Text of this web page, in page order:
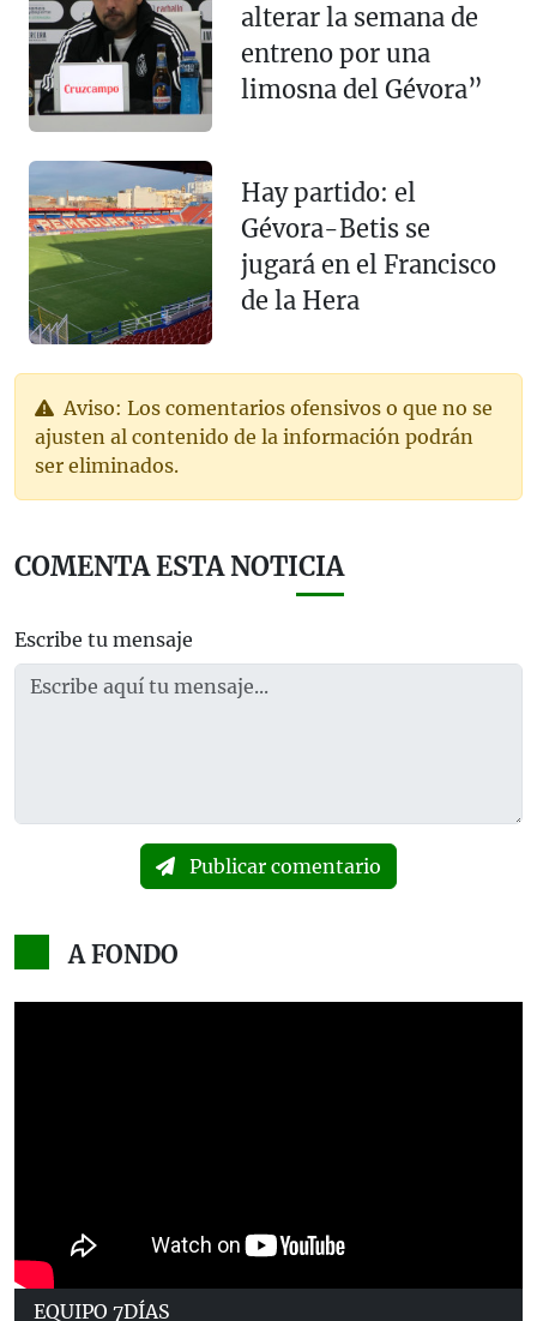
alterar la semana de
entreno por una
limosna del Gévora”
Hay partido: el
Gévora-Betis se
jugará en el Francisco
de la Hera
Aviso: Los comentarios ofensivos o que no se
ajusten al contenido de la información podrán
ser eliminados.
COMENTA ESTA NOTICIA
Escribe tu mensaje
Publicar comentario
A FONDO
EQUIPO 7DÍAS